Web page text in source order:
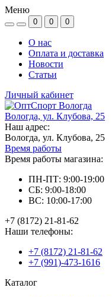
Меню
0 0 0
О нас
Оплата и доставка
Новости
Статьи
Личный кабинет
Вологда, ул. Клубова, 25
Наш адрес:
Вологда, ул. Клубова, 25
Время работы
Время работы магазина:
ПН-ПТ: 9:00-19:00
СБ: 9:00-18:00
ВС: 10:00-17:00
+7 (8172) 21-81-62
Наши телефоны:
+7 (8172) 21-81-62
+7 (991)-473-1616
Каталог